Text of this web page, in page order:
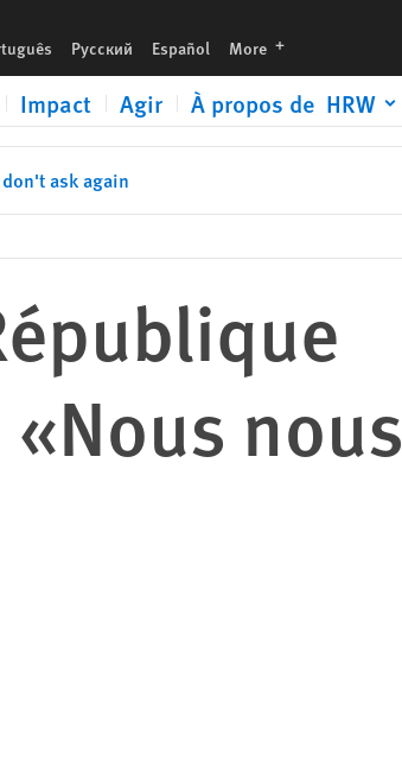
Русский Español More languages
Impact Agir À propos de HRW
ask again
nous